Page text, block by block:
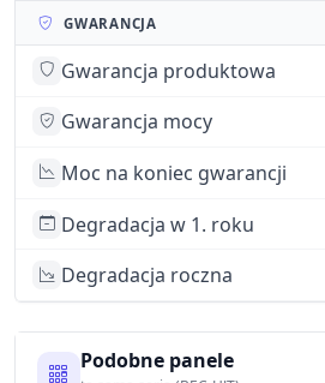
GWARANCJA
Gwarancja produktowa
Gwarancja mocy
Moc na koniec gwarancji
Degradacja w 1. roku
Degradacja roczna
Podobne panele